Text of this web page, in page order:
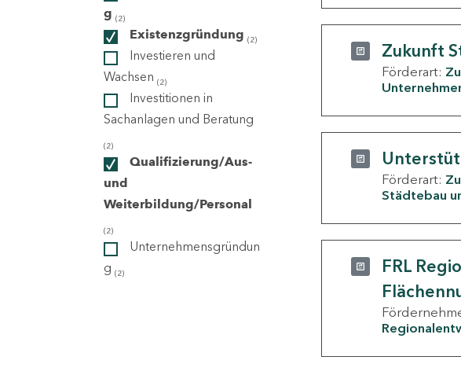
g (2)
Existenzgründung (2)
Investieren und
Wachsen (2)
Investitionen in
Sachanlagen und Beratung
(2)
Qualifizierung/Aus-
und
Weiterbildung/Personal
(2)
Unternehmensgründun
g (2)
Zukunft
Förderart:
Förderart:
Städtebau
FRL